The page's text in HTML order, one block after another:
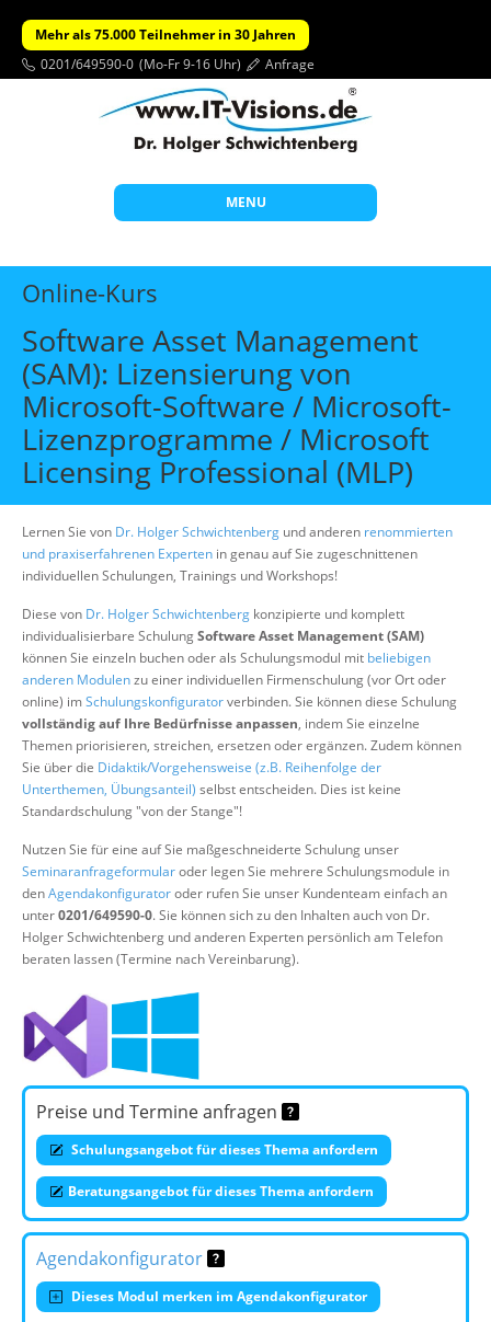
Mehr als 75.000 Teilnehmer in 30 Jahren
0201/649590-0 (Mo-Fr 9-16 Uhr) Anfrage
MENU
Start
Themen
Beratung
Individuelle Schulungen
Wissen
Über uns
Suche
Online-Kurs
Software Asset Management
(SAM): Lizensierung von
Microsoft-Software / Microsoft-
Lizenzprogramme / Microsoft
Licensing Professional (MLP)
Lernen Sie von Dr. Holger Schwichtenberg und anderen renommierten
und praxiserfahrenen Experten in genau auf Sie zugeschnittenen
individuellen Schulungen, Trainings und Workshops!
Diese von Dr. Holger Schwichtenberg konzipierte und komplett
individualisierbare SchulungSoftware Asset Management (SAM)
können Sie einzeln buchen oder als Schulungsmodul mit beliebigen
anderen Modulenzu einer individuellen Firmenschulung (vor Ort oder
online) imSchulungskonfiguratorverbinden. Sie können diese Schulung
vollständig auf Ihre Bedürfnisse anpassen, indem Sie einzelne
Themen priorisieren, streichen, ersetzen oder ergänzen. Zudem können
Sie über die Didaktik/Vorgehensweise (z.B. Reihenfolge der
Unterthemen, Übungsanteil) selbst entscheiden. Dies ist keine
Standardschulung "von der Stange"!
Nutzen Sie für eine auf Sie maßgeschneiderte Schulung unser
Seminaranfrageformularoder legen Sie mehrere Schulungsmodule in
denAgendakonfiguratoroder rufen Sie unser Kundenteam einfach an
unter0201/649590-0. Sie können sich zu den Inhalten auch von Dr.
Holger Schwichtenberg und anderen Experten persönlich am Telefon
beraten lassen (Termine nach Vereinbarung).
Preise und Termine anfragen
Schulungsangebot für dieses Thema anfordern
Beratungsangebot für dieses Thema anfordern
Agendakonfigurator
Dieses Modul merken im Agendakonfigurator